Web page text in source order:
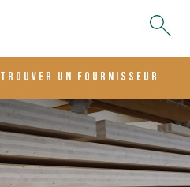
trouver un fournisseur